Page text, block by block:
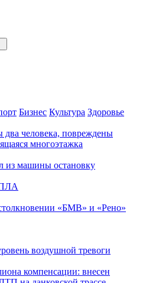
Бизнес Культура Здоровье
человека, повреждены
многоэтажка
из машины остановку
«БМВ» и «Рено»
воздушной тревоги
компенсации: внесен